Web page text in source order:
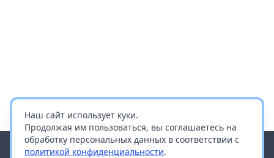
Наш сайт использует куки.
Продолжая им пользоваться, вы соглашаетесь на
обработку персональных данных в соответствии с
политикой конфиденциальности.